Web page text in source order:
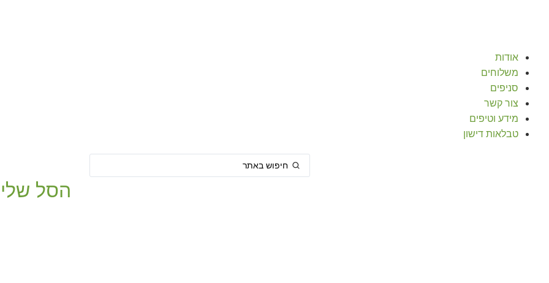
אודות
משלוחים
סניפים
צור קשר
מידע וטיפים
טבלאות דישון
הסל שלי